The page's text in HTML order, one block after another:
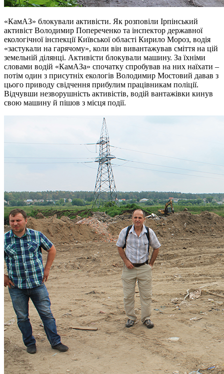
«КамАЗ» блокували активісти. Як розповіли Ірпінський
активіст Володимир Попереченко та інспектор державної
екологічної інспекції Київської області Кирило Мороз, водія
«застукали на гарячому», коли він вивантажував сміття на цій
земельній ділянці. Активісти блокували машину. За їхніми
словами водій «КамАЗа» спочатку спробував на них наїхати –
потім один з присутніх екологів Володимир Мостовий давав з
цього приводу свідчення прибулим працівникам поліції.
Відчувши незворушність активістів, водій вантажівки кинув
свою машину й пішов з місця події.